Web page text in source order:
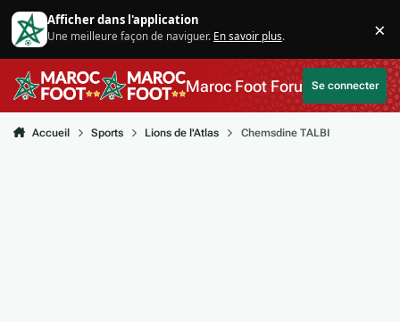
Aller au contenu
Afficher dans l'application
Une meilleure façon de naviguer. En savoir plus. ×
Maroc Foot ForumSe connecter
Accueil Sports Lions de l'Atlas Chemsdine TALBI